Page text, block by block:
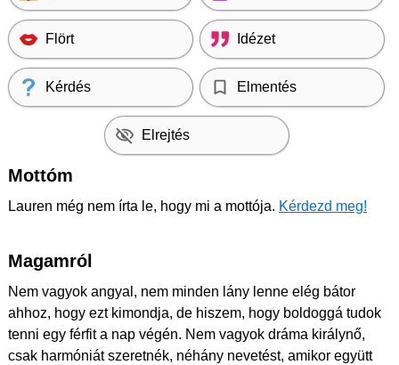
Flört Idézet
Kérdés Elmentés
Elrejtés
Mottóm
Lauren még nem írta le, hogy mi a mottója. Kérdezd meg!
Magamról
Nem vagyok angyal, nem minden lány lenne elég bátor
ahhoz, hogy ezt kimondja, de hiszem, hogy boldoggá tudok
tenni egy férfit a nap végén. Nem vagyok dráma királynő,
csak harmóniát szeretnék, néhány nevetést, amikor együtt